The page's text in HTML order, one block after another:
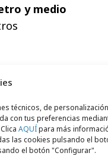
técnicos, de
con tus preferencias
AQUÍpara más
las cookies pulsando el
el botón "Configurar".
y medio